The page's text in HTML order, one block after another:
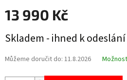
13 990 Kč
cena:
Skladem - ihned k odeslání
Můžeme doručit do: 11.8.2026